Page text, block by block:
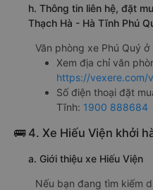
h. Thông tin liên hệ, đặt
Thạch Hà - Hà Tĩnh Phú
Văn phòng xe Phú Quý ở
Xem địa chỉ văn
https://vexere.com/
Số điện thoại đặt
Tĩnh: 1900 888684
🚌 4. Xe Hiếu Viện khởi
a. Giới thiệu xe Hiếu Viện
Nếu bạn đang tìm kiếm